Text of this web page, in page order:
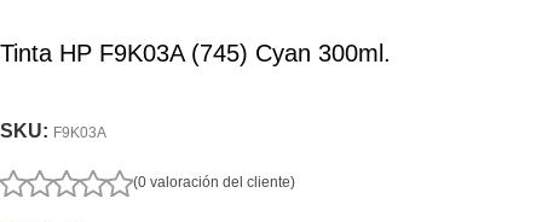
Tinta HP F9K03A (745) Cyan 300ml.
SKU: F9K03A
(0 valoración del cliente)